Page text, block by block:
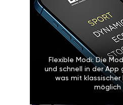
Flexible Modi: Die
und schnell in der App
was mit klassischer
möglich